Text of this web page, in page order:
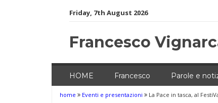
Friday, 7th August 2026
Francesco
HOME Francesco Parole e
home Eventi e presentazioni La Pace in tasca, al